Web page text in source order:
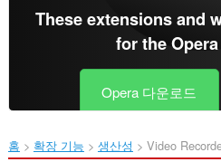
These extensions and
for the
Opera 다운로드
홈 확장 기능 생산성 Video